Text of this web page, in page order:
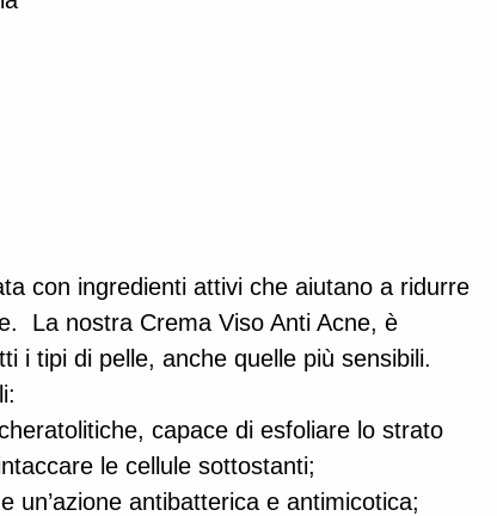
con ingredienti attivi che aiutano a ridurre
La nostra Crema Viso Anti Acne, è
i tipi di pelle, anche quelle più sensibili.
capace di esfoliare lo strato
le cellule sottostanti;
un’azione antibatterica e antimicotica;